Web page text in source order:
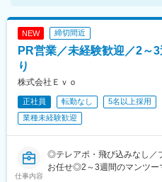
NEW 締切間近
PR営業／未経験歓迎／2～
り
株式会社Ｅｖｏ
正社員 転勤なし 5名以上採用
業種未経験歓迎
仕事内容
◎テレアポ・飛び込みなし／
お任せ◎2～3週間のマンツー